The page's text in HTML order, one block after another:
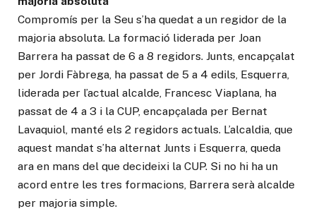
Compromís per la Seu s’ha quedat a un regidor de la
majoria absoluta. La formació liderada per Joan
Barrera ha passat de 6 a 8 regidors. Junts, encapçalat
per Jordi Fàbrega, ha passat de 5 a 4 edils, Esquerra,
liderada per l’actual alcalde, Francesc Viaplana, ha
passat de 4 a 3 i la CUP, encapçalada per Bernat
Lavaquiol, manté els 2 regidors actuals. L’alcaldia, que
aquest mandat s’ha alternat Junts i Esquerra, queda
ara en mans del que decideixi la CUP. Si no hi ha un
acord entre les tres formacions, Barrera serà alcalde
per majoria simple.